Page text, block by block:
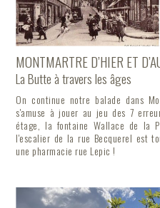
MONTMARTRE D’HIER ET
La Butte à travers les âges
On continue notre balade dans
s'amuse à jouer au jeu des 7
étage, la fontaine Wallace de la
l'escalier de la rue Becquerel est
une pharmacie rue Lepic !